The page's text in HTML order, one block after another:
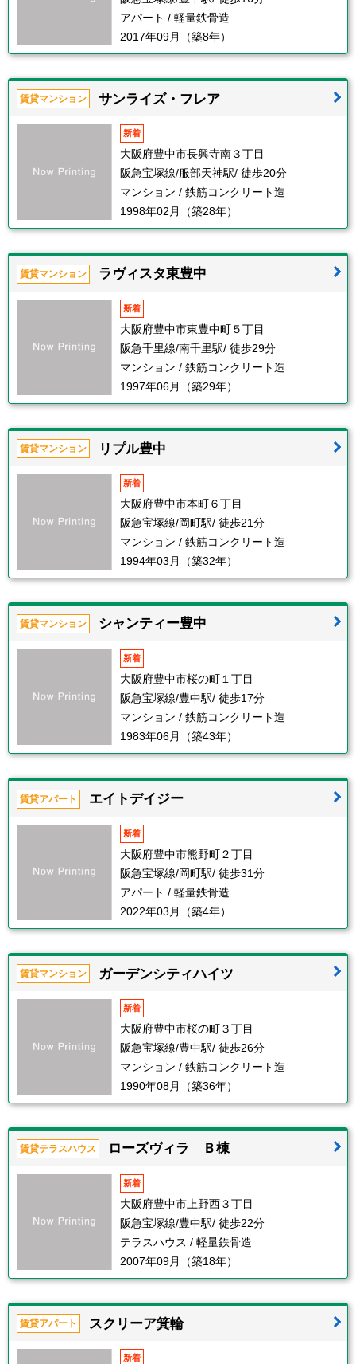
アパート / 軽量鉄骨造
2017年09月（築8年）
賃貸マンション サンライズ・フレア
新着
大阪府豊中市長興寺南３丁目
阪急宝塚線/服部天神駅/ 徒歩20分
マンション / 鉄筋コンクリート造
1998年02月（築28年）
賃貸マンション ラヴィスタ東豊中
新着
大阪府豊中市東豊中町５丁目
阪急千里線/南千里駅/ 徒歩29分
マンション / 鉄筋コンクリート造
1997年06月（築29年）
賃貸マンション リプル豊中
新着
大阪府豊中市本町６丁目
阪急宝塚線/岡町駅/ 徒歩21分
マンション / 鉄筋コンクリート造
1994年03月（築32年）
賃貸マンション シャンティー豊中
新着
大阪府豊中市桜の町１丁目
阪急宝塚線/豊中駅/ 徒歩17分
マンション / 鉄筋コンクリート造
1983年06月（築43年）
賃貸アパート エイトデイジー
新着
大阪府豊中市熊野町２丁目
阪急宝塚線/岡町駅/ 徒歩31分
アパート / 軽量鉄骨造
2022年03月（築4年）
賃貸マンション ガーデンシティハイツ
新着
大阪府豊中市桜の町３丁目
阪急宝塚線/豊中駅/ 徒歩26分
マンション / 鉄筋コンクリート造
1990年08月（築36年）
賃貸テラスハウス ローズヴィラ Ｂ棟
新着
大阪府豊中市上野西３丁目
阪急宝塚線/豊中駅/ 徒歩22分
テラスハウス / 軽量鉄骨造
2007年09月（築18年）
賃貸アパート スクリーア箕輪
新着